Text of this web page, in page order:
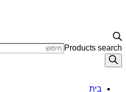
Products search
בית